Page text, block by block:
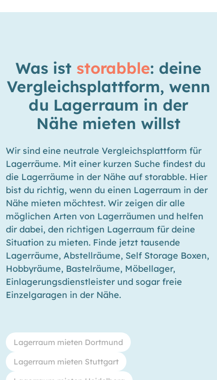
Was ist storabble: deine
Vergleichsplattform, wenn
du Lagerraum in der
Nähe mieten willst
Wir sind eine neutrale Vergleichsplattform für
Lagerräume. Mit einer kurzen Suche findest du
die Lagerräume in der Nähe auf storabble. Hier
bist du richtig, wenn du einen Lagerraum in der
Nähe mieten möchtest. Wir zeigen dir alle
möglichen Arten von Lagerräumen und helfen
dir dabei, den richtigen Lagerraum für deine
Situation zu mieten. Finde jetzt tausende
Lagerräume, Abstellräume, Self Storage Boxen,
Hobbyräume, Bastelräume, Möbellager,
Einlagerungsdienstleister und sogar freie
Einzelgaragen in der Nähe.
Lagerraum mieten Dortmund
Lagerraum mieten Stuttgart